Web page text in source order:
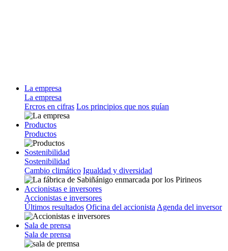
La empresa
La empresa
Ercros en cifras Los principios que nos guían
Productos
Productos
Sostenibilidad
Sostenibilidad
Cambio climático Igualdad y diversidad
Accionistas e inversores
Accionistas e inversores
Últimos resultados Oficina del accionistaAgenda del inversor
Sala de prensa
Sala de prensa